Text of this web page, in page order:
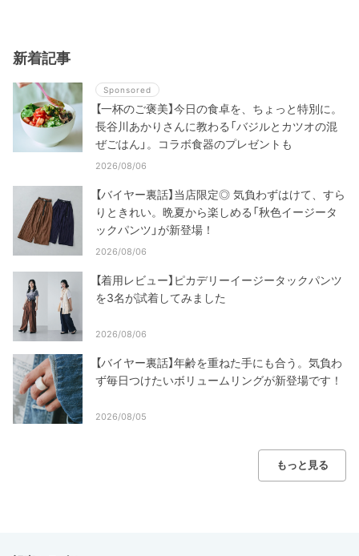
新着記事
Sponsored
【一杯のご褒美】今日の食卓を、ちょっと特別に。
長谷川あかりさんに教わる「バジルとカツオの混
ぜごはん」。コラボ食器のプレゼントも
2026/08/06
【バイヤー裏話】当店限定◎ 気負わずはけて、すら
りときれい。晩夏から楽しめる「秋色イージータ
ックパンツ」が新登場！
2026/08/06
【着用レビュー】ピカデリーイージータックパンツ
を3名が試着してみました
2026/08/06
【バイヤー裏話】年齢を重ねた手にも合う。気負わ
ず毎日つけたいボリュームリングが新登場です！
2026/08/05
もっと見る